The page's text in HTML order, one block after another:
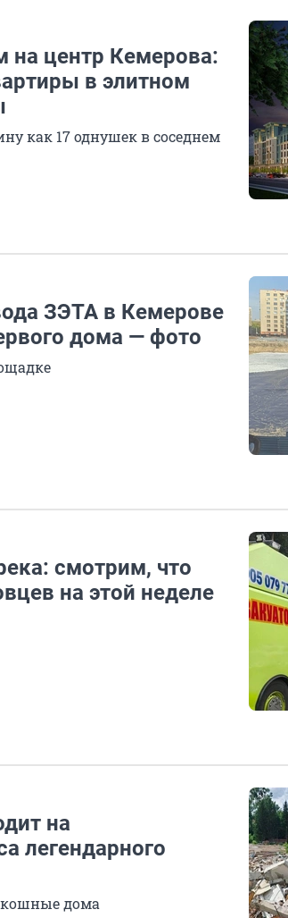
на центр Кемерова:
в элитном
как 17 однушек в соседнем
ЗЭТА в Кемерове
дома — фото
смотрим, что
на этой неделе
на
легендарного
дома